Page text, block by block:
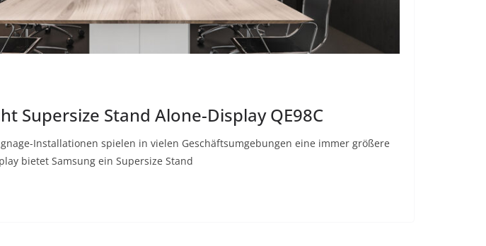
Supersize Stand Alone-Display QE98C
Installationen spielen in vielen Geschäftsumgebungen eine immer größere
bietet Samsung ein Supersize Stand